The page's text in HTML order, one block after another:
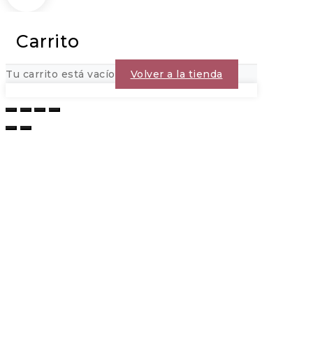
Carrito
Tu carrito está vacío Volver a la tienda